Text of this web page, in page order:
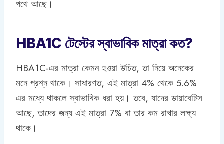
পথে আছে।
HBA1C টেস্টের স্বাভাবিক মাত্রা কত?
HBA1C-এর মাত্রা কেমন হওয়া উচিত, তা নিয়ে অনেকের
মনে প্রশ্ন থাকে। সাধারণত, এই মাত্রা 4% থেকে 5.6%
এর মধ্যে থাকলে স্বাভাবিক ধরা হয়। তবে, যাদের ডায়াবেটিস
আছে, তাদের জন্য এই মাত্রা 7% বা তার কম রাখার লক্ষ্য
থাকে।